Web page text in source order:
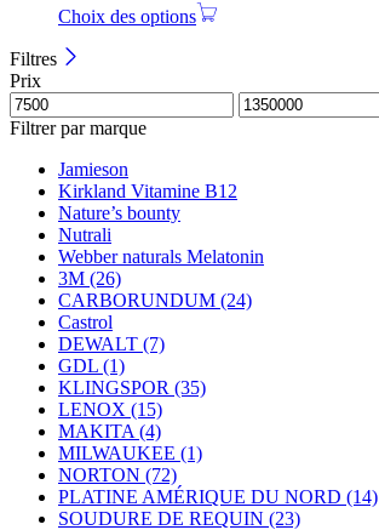
Choix des options
Filtres
Prix
Filtrer par marque
Jamieson
Kirkland Vitamine B12
Nature’s bounty
Nutrali
Webber naturals Melatonin
3M (26)
CARBORUNDUM (24)
Castrol
DEWALT (7)
GDL (1)
KLINGSPOR (35)
LENOX (15)
MAKITA (4)
MILWAUKEE (1)
NORTON (72)
PLATINE AMÉRIQUE DU NORD (14)
SOUDURE DE REQUIN (23)